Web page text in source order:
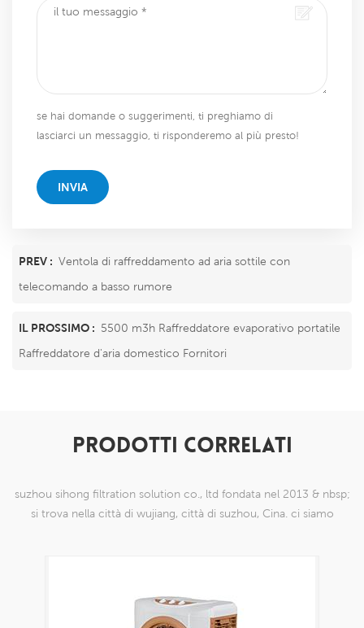
se hai domande o suggerimenti, ti preghiamo di
lasciarci un messaggio, ti risponderemo al più presto!
INVIA
PREV : Ventola di raffreddamento ad aria sottile con
telecomando a basso rumore
IL PROSSIMO : 5500 m3h Raffreddatore evaporativo portatile
Raffreddatore d'aria domestico Fornitori
PRODOTTI CORRELATI
suzhou sihong filtration solution co., ltd fondata nel 2013 & nbsp;
si trova nella città di wujiang, città di suzhou, Cina. ci siamo